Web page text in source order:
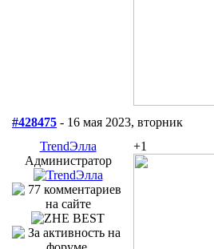
#428475 - 16 мая 2023, вторник
TrendЭлла
Администратор
+1